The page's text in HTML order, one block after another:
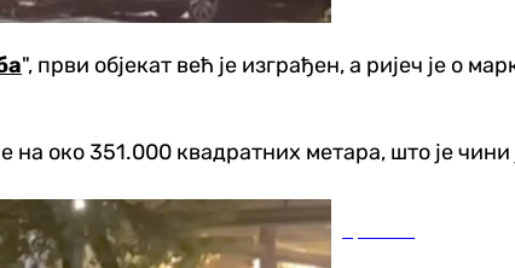
", први објекат већ је изграђен, а ријеч је о
на око 351.000 квадратних метара, што је